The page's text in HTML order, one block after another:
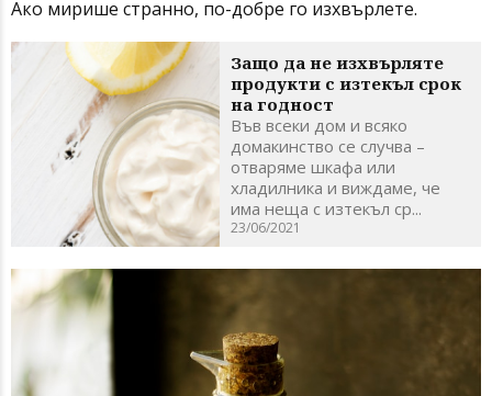
Ако мирише странно, по-добре го изхвърлете.
Защо да не изхвърляте
продукти с изтекъл срок
на годност
Във всеки дом и всяко
домакинство се случва –
отваряме шкафа или
хладилника и виждаме, че
има неща с изтекъл ср...
23/06/2021